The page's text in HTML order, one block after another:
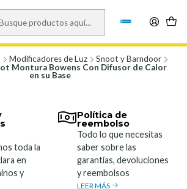
Agustinos 5478, Ñuñoa. Lunes a Viernes 9.30 a
y Domingos de 10:00 a 17:00
Modificadores de Luz
Snoot y Barndoor
Montura Bowens Con Difusor de Calor
en su Base
toda la
en
y
Política de
reembolso
Todo lo que necesitas
saber sobre las
garantías, devoluciones
y reembolsos
LEER MÁS